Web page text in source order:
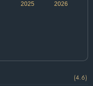
2026
2025
(4.6)